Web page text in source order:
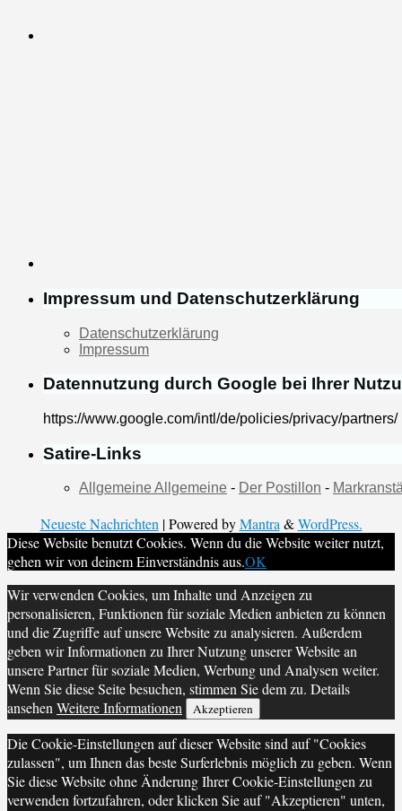
Impressum und Datenschutzerklärung
Datenschutzerklärung
Impressum
Datennutzung durch Google bei Ihrer
https://www.google.com/intl/de/policies/privacy/partners/
Satire-Links
Allgemeine Allgemeine - Der Postillon -
Neueste Nachrichten| Powered byMantra&WordPress.
Diese Website benutzt Cookies. Wenn du die Website weiter nutzt,
gehen wir von deinem Einverständnis aus.OK
Wir verwenden Cookies, um Inhalte und Anzeigen zu
personalisieren, Funktionen für soziale Medien anbieten zu können
und die Zugriffe auf unsere Website zu analysieren. Außerdem
geben wir Informationen zu Ihrer Nutzung unserer Website an
unsere Partner für soziale Medien, Werbung und Analysen weiter.
Wenn Sie diese Seite besuchen, stimmen Sie dem zu. Details
ansehenWeitere Informationen Akzeptieren
Die Cookie-Einstellungen auf dieser Website sind auf "Cookies
zulassen", um Ihnen das beste Surferlebnis möglich zu geben. Wenn
Sie diese Website ohne Änderung Ihrer Cookie-Einstellungen zu
verwenden fortzufahren, oder klicken Sie auf "Akzeptieren" unten,